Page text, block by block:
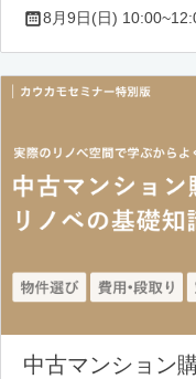
8月9日(日)
中古マンション